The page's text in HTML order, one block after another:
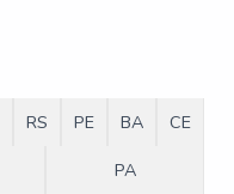
RS PE BA
CE
PA